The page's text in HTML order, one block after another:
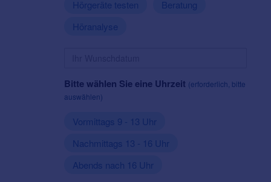
Hörgeräte testen
Beratung
Höranalyse
Bitte wählen Sie eine Uhrzeit (erforderlich, bitte
auswählen)
Vormittags 9 - 13 Uhr
Nachmittags 13 - 16 Uhr
Abends nach 16 Uhr